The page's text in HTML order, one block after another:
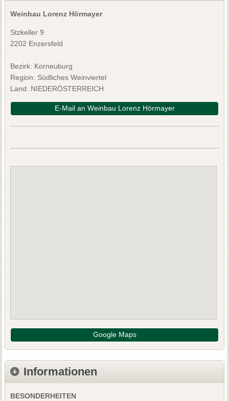
Weinbau Lorenz Hörmayer
Stzkeller 9
2202 Enzersfeld
Bezirk: Korneuburg
Region: Südliches Weinviertel
Land: NIEDERÖSTERREICH
E-Mail an Weinbau Lorenz Hörmayer
Google Maps
Informationen
BESONDERHEITEN